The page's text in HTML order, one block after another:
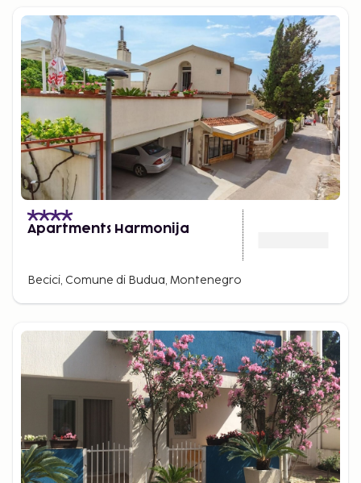
Apartments Harmonija
Becici, Comune di Budua, Montenegro